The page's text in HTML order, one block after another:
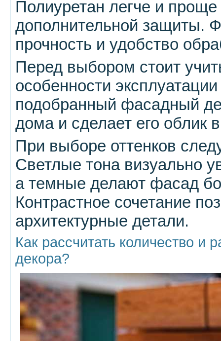
Полиуретан легче и проще
дополнительной защиты.
прочность и удобство
Перед выбором стоит
особенности
подобранный фасадный
дома и сделает его облик
При выборе оттенков
Светлые тона визуально
а темные делают фасад
Контрастное сочетание
архитектурные детали.
Как рассчитать количество и
декора?